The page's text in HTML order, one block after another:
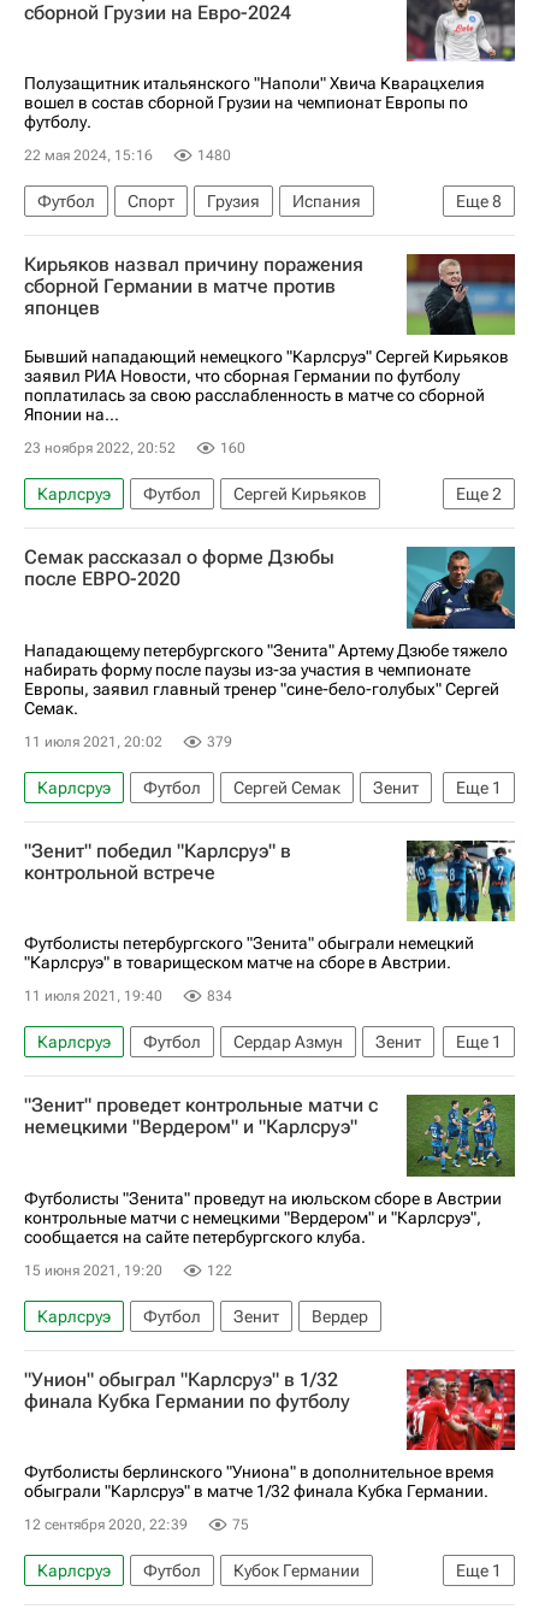
сборной Грузии на Евро-2024
Полузащитник итальянского "Наполи" Хвича Кварацхелия
вошел в состав сборной Грузии на чемпионат Европы по
футболу.
22 мая 2024, 15:16 1480
Еще8
Футбол Спорт Грузия
Испания
Словакия
Георгий Лория
Хвича Кварацхелия
Слован (Братислава)
Джаба Канкава
Наполи
Евро-2024
Кирьяков назвал причину поражения
сборной Германии в матче против
японцев
Бывший нападающий немецкого "Карлсруэ" Сергей Кирьяков
заявил РИА Новости, что сборная Германии по футболу
поплатилась за свою расслабленность в матче со сборной
Японии на...
23 ноября 2022, 20:52 160
Еще2
Карлсруэ Футбол
Сергей Кирьяков
Мануэль Нойер
ЧМ по футболу 2026
Семак рассказал о форме Дзюбы
после ЕВРО-2020
Нападающему петербургского "Зенита" Артему Дзюбе тяжело
набирать форму после паузы из-за участия в чемпионате
Европы, заявил главный тренер "сине-бело-голубых" Сергей
Семак.
11 июля 2021, 20:02 379
Еще 1
Карлсруэ Футбол Сергей Семак
Зенит
Артём Дзюба
"Зенит" победил "Карлсруэ" в
контрольной встрече
Футболисты петербургского "Зенита" обыграли немецкий
"Карлсруэ" в товарищеском матче на сборе в Австрии.
11 июля 2021, 19:40 834
Еще 1
Карлсруэ Футбол Сердар Азмун
Зенит
Артём Дзюба
"Зенит" проведет контрольные матчи с
немецкими "Вердером" и "Карлсруэ"
Футболисты "Зенита" проведут на июльском сборе в Австрии
контрольные матчи с немецкими "Вердером" и "Карлсруэ",
сообщается на сайте петербургского клуба.
15 июня 2021, 19:20 122
Карлсруэ Футбол Зенит Вердер
"Унион" обыграл "Карлсруэ" в 1/32
финала Кубка Германии по футболу
Футболисты берлинского "Униона" в дополнительное время
обыграли "Карлсруэ" в матче 1/32 финала Кубка Германии.
12 сентября 2020, 22:39 75
Еще 1
Карлсруэ Футбол
Кубок Германии
Унион (Берлин)